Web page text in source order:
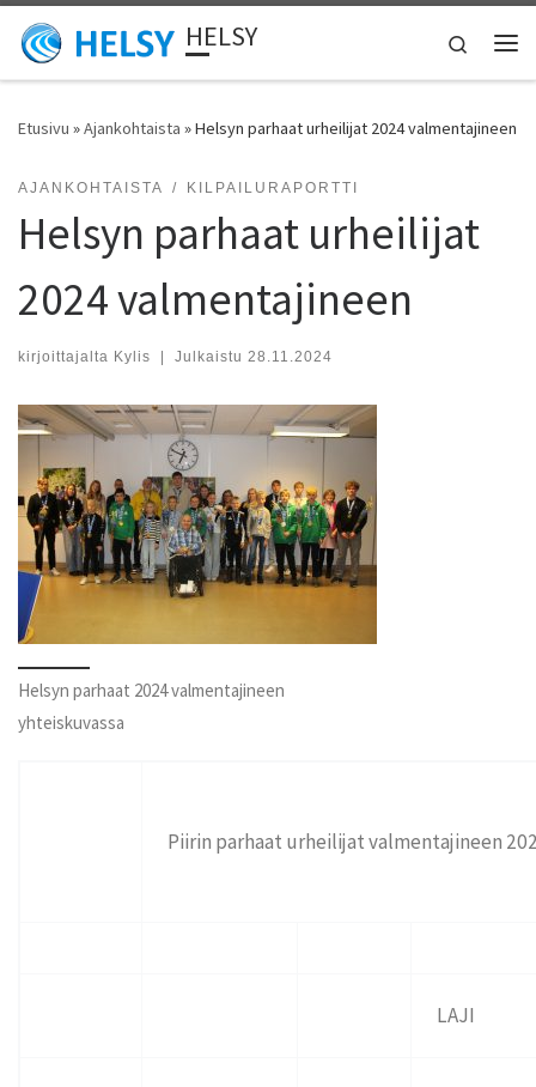
Skip to content HELSY
Search
Etusivu »Ajankohtaista »Helsyn parhaat urheilijat 2024 valmentajineen
AJANKOHTAISTA KILPAILURAPORTTI
Helsyn parhaat urheilijat
2024 valmentajineen
kirjoittajalta Kylis | Julkaistu 28.11.2024
Helsyn parhaat 2024 valmentajineen
yhteiskuvassa
Piirin parhaat urheilijat valmentajineen
LAJI